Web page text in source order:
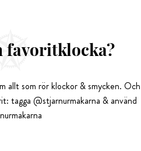
favoritklocka?
allt som rör klockor & smycken. Och
tagga @stjarnurmakarna & använd